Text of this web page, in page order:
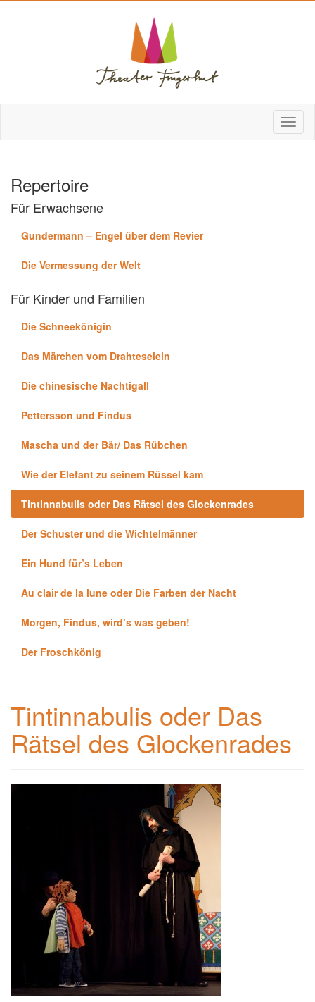
Repertoire
Für Erwachsene
Gundermann – Engel über dem Revier
Die Vermessung der Welt
Für Kinder und Familien
Die Schneekönigin
Das Märchen vom Drahteselein
Die chinesische Nachtigall
Pettersson und Findus
Mascha und der Bär/ Das Rübchen
Wie der Elefant zu seinem Rüssel kam
Tintinnabulis oder Das Rätsel des Glockenrades
Der Schuster und die Wichtelmänner
Ein Hund für’s Leben
Au clair de la lune oder Die Farben der Nacht
Morgen, Findus, wird’s was geben!
Der Froschkönig
Tintinnabulis oder Das
Rätsel des Glockenrades